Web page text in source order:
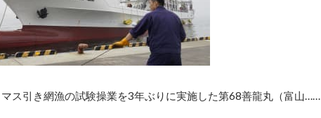
ス引き網漁の試験操業を3年ぶりに実施した第68善龍丸（富山……